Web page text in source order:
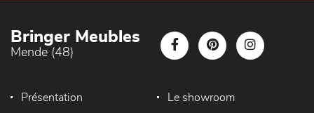
Bringer Meubles
Mende (48)
Présentation Le showroom